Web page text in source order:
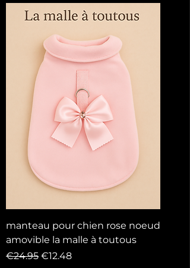
manteau pour chien rose noeud
amovible la malle à toutous
Regular Price
€24.95 Sale Price
€12.48